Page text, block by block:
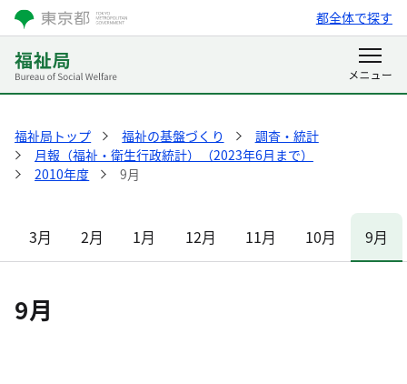
都全体で探す
福祉局トップ 福祉の基盤づくり
調査・統計
月報（福祉・衛生行政統計）（2023年6月まで）
2010年度
9月
3月 2月 1月 12月 11月 10月 9月
9月